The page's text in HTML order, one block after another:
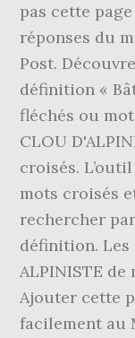
pas cette
réponses du
Post.
définition «
fléchés ou
CLOU
croisés.
mots croisés
rechercher
définition. Les
ALPINISTE
Ajouter cette
facilement au